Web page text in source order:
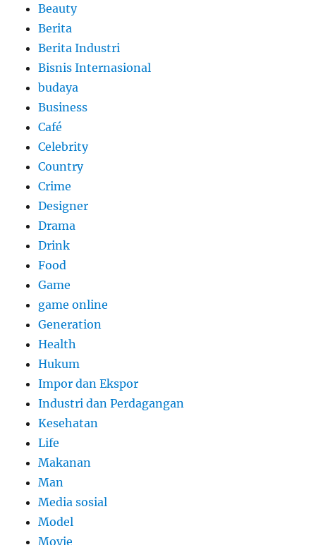
Beauty
Berita
Berita Industri
Bisnis Internasional
budaya
Business
Café
Celebrity
Country
Crime
Designer
Drama
Drink
Food
Game
game online
Generation
Health
Hukum
Impor dan Ekspor
Industri dan Perdagangan
Kesehatan
Life
Makanan
Man
Media sosial
Model
Movie